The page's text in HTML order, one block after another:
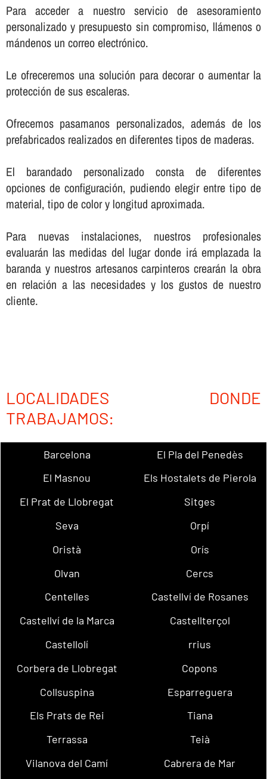
Para acceder a nuestro servicio de asesoramiento
personalizado y presupuesto sin compromiso, llámenos o
mándenos un correo electrónico.
Le ofreceremos una solución para decorar o aumentar la
protección de sus escaleras.
Ofrecemos pasamanos personalizados, además de los
prefabricados realizados en diferentes tipos de maderas.
El barandado personalizado consta de diferentes
opciones de configuración, pudiendo elegir entre tipo de
material, tipo de color y longitud aproximada.
Para nuevas instalaciones, nuestros profesionales
evaluarán las medidas del lugar donde irá emplazada la
baranda y nuestros artesanos carpinteros crearán la obra
en relación a las necesidades y los gustos de nuestro
cliente.
LOCALIDADES DONDE
TRABAJAMOS:
Barcelona
El Pla del Penedès
El Masnou
Els Hostalets de Pierola
El Prat de Llobregat
Sitges
Seva
Orpí
Oristà
Orís
Olvan
Cercs
Centelles
Castellví de Rosanes
Castellví de la Marca
Castellterçol
Castellolí
rrius
Corbera de Llobregat
Copons
Collsuspina
Esparreguera
Els Prats de Rei
Tiana
Terrassa
Teià
Vilanova del Camí
Cabrera de Mar